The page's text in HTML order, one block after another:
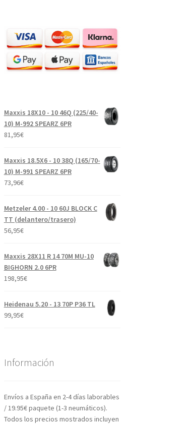
Maxxis 18X10 - 10 46Q (225/40-
10) M-992 SPEARZ 6PR
81,95€
Maxxis 18.5X6 - 10 38Q (165/70-
10) M-991 SPEARZ 6PR
73,96€
Metzeler 4.00 - 10 60J BLOCK C
TT (delantero/trasero)
56,95€
Maxxis 28X11 R 14 70M MU-10
BIGHORN 2.0 6PR
198,95€
Heidenau 5.20 - 13 70P P36 TL
99,95€
Información
Envíos a España en 2-4 días laborables
/ 19.95€ paquete (1-3 neumáticos).
Todos los precios mostrados incluyen